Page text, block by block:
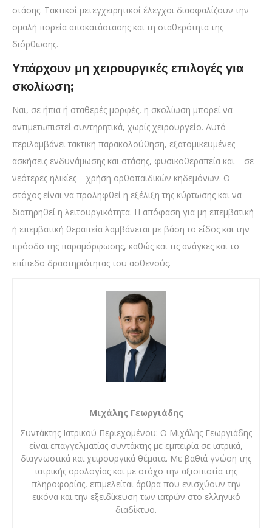
στάσης. Τακτικοί μετεγχειρητικοί έλεγχοι διασφαλίζουν την
ομαλή πορεία αποκατάστασης και τη σταθερότητα της
διόρθωσης.
Υπάρχουν μη χειρουργικές επιλογές για
σκολίωση;
Ναι, σε ήπια ή σταθερές μορφές, η σκολίωση μπορεί να
αντιμετωπιστεί συντηρητικά, χωρίς χειρουργείο. Αυτό
περιλαμβάνει τακτική παρακολούθηση, εξατομικευμένες
ασκήσεις ενδυνάμωσης και στάσης, φυσικοθεραπεία και – σε
νεότερες ηλικίες – χρήση ορθοπαιδικών κηδεμόνων. Ο
στόχος είναι να προληφθεί η εξέλιξη της κύρτωσης και να
διατηρηθεί η λειτουργικότητα. Η απόφαση για μη επεμβατική
ή επεμβατική θεραπεία λαμβάνεται με βάση το είδος και την
πρόοδο της παραμόρφωσης, καθώς και τις ανάγκες και το
επίπεδο δραστηριότητας του ασθενούς.
Μιχάλης Γεωργιάδης
Συντάκτης Ιατρικού Περιεχομένου: Ο Μιχάλης Γεωργιάδης
είναι επαγγελματίας συντάκτης με εμπειρία σε ιατρικά,
διαγνωστικά και χειρουργικά θέματα. Με βαθιά γνώση της
ιατρικής ορολογίας και με στόχο την αξιοπιστία της
πληροφορίας, επιμελείται άρθρα που ενισχύουν την
εικόνα και την εξειδίκευση των ιατρών στο ελληνικό
διαδίκτυο.